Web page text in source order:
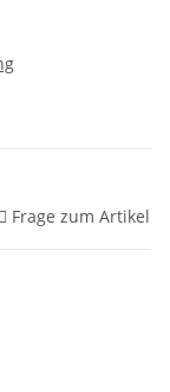
Frage zum Artikel